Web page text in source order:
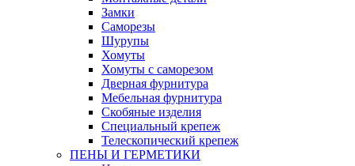
Замки
Саморезы
Шурупы
Хомуты
Хомуты с саморезом
Дверная фурнитура
Мебельная фурнитура
Скобяные изделия
Специальный крепеж
Телескопический крепеж
ПЕНЫ И ГЕРМЕТИКИ